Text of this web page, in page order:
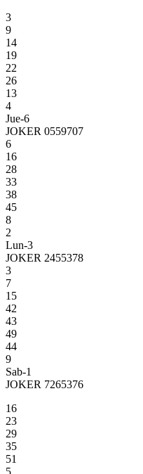
3
9
14
19
22
26
13
4
Jue-6
JOKER 0559707
6
16
28
33
38
45
8
2
Lun-3
JOKER 2455378
3
7
15
42
43
49
44
9
Sab-1
JOKER 7265376
16
23
29
35
51
5